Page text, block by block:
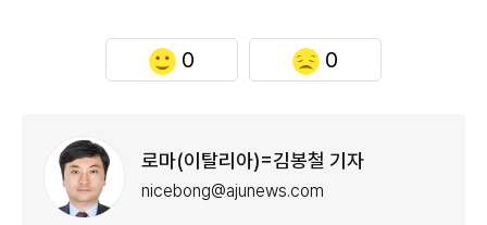
0 0
로마(이탈리아)=김봉철 기자
nicebong@ajunews.com